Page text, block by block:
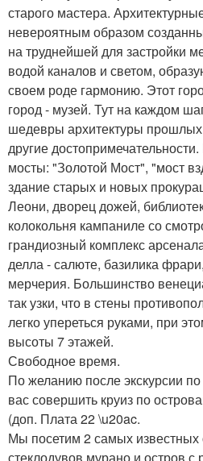
старого мастера.
невероятным образом
на труднейшей для застройки
водой каналов и светом,
своем роде гармонию. Этот
город - музей. Тут на каждом
шедевры архитектуры прошлых
другие
мосты: "Золотой Мост", "мост
здание старых и новых
Леони, дворец дожей,
колокольня кампаниле со
грандиозный комплекс
делла - салюте, базилика
мерчерия. Большинство
так узки, что в стены
легко упереться руками, при
высоты 7 этажей.
Свободное время.
По желанию после экскурсии
вас совершить круиз по
(доп. Плата 22 \u20ac.
Мы посетим 2 самых известных
стеклодувов мурано и остров с